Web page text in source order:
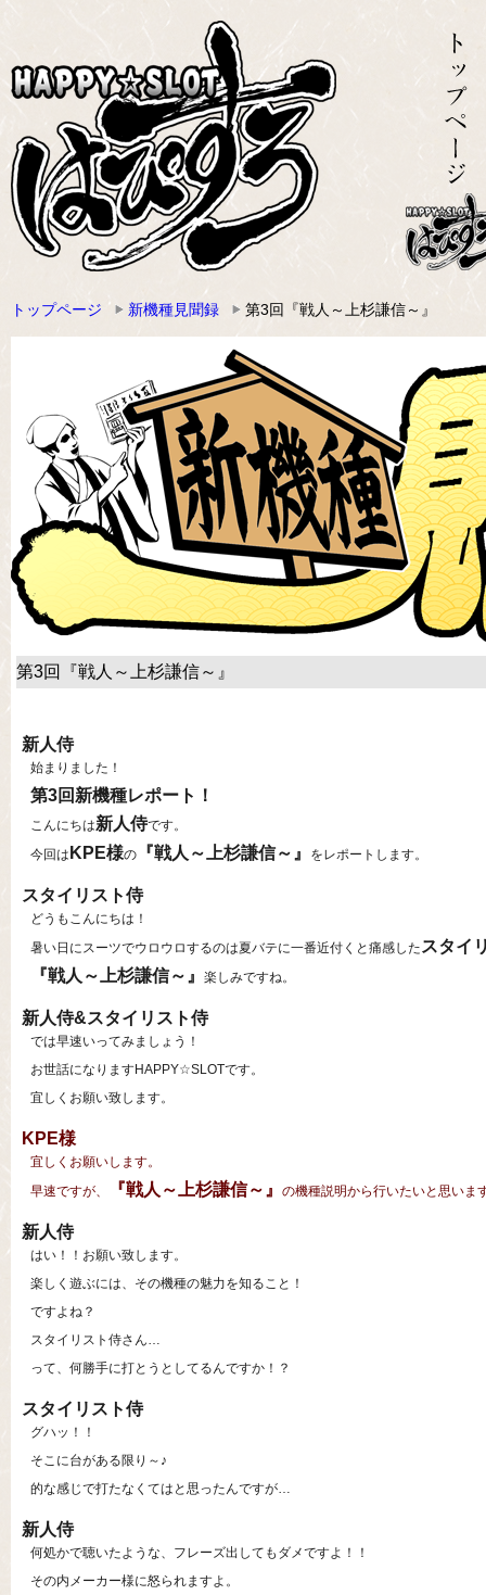
トップページ 新機種見聞録 第3回『戦人～上杉謙信～』
第3回『戦人～上杉謙信～』
新人侍
始まりました！
第3回新機種レポート！
こんにちは新人侍です。
今回は KPE様の 『戦人～上杉謙信～』 をレポートします。
スタイリスト侍
どうもこんにちは！
暑い日にスーツでウロウロするのは夏バテに一番近付くと痛感した スタイ
『戦人～上杉謙信～』
楽しみですね。
新人侍&スタイリスト侍
では早速いってみましょう！
お世話になりますHAPPY☆SLOTです。
宜しくお願い致します。
KPE様
宜しくお願いします。
早速ですが、
『戦人～上杉謙信～』 の機種説明から行いたいと思いま
新人侍
はい！！お願い致します。
楽しく遊ぶには、その機種の魅力を知ること！
ですよね？
スタイリスト侍さん…
って、何勝手に打とうとしてるんですか！？
スタイリスト侍
グハッ！！
そこに台がある限り～♪
的な感じで打たなくてはと思ったんですが…
新人侍
何処かで聴いたような、フレーズ出してもダメですよ！！
その内メーカー様に怒られますよ。